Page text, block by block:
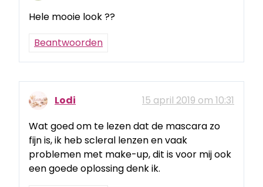
Hele mooie look ??
Beantwoorden
Lodi
15 april 2019 om 10:31
Wat goed om te lezen dat de mascara zo
fijn is, ik heb scleral lenzen en vaak
problemen met make-up, dit is voor mij ook
een goede oplossing denk ik.